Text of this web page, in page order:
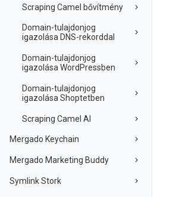
Scraping Camel bővítmény
Domain-tulajdonjog
igazolása DNS-rekorddal
Domain-tulajdonjog
igazolása WordPressben
Domain-tulajdonjog
igazolása Shoptetben
Scraping Camel AI
Mergado Keychain
Mergado Marketing Buddy
Symlink Stork